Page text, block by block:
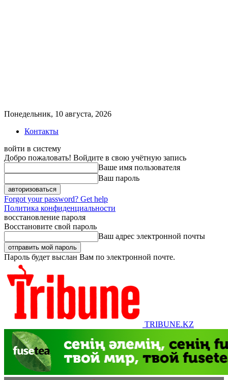
Понедельник, 10 августа, 2026
Контакты
войти в систему
Добро пожаловать! Войдите в свою учётную запись
Ваше имя пользователя
Ваш пароль
Forgot your password? Get help
Политика конфиденциальности
восстановление пароля
Восстановите свой пароль
Ваш адрес электронной почты
Пароль будет выслан Вам по электронной почте.
TRIBUNE.KZ